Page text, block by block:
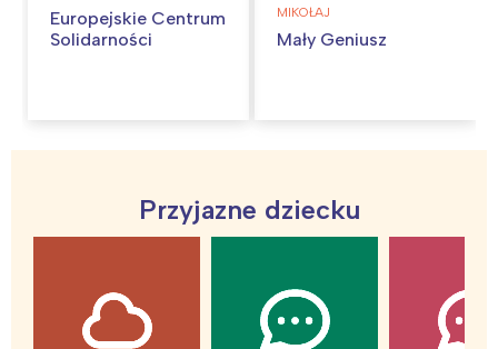
Europejskie Centrum
Solidarności
MIKOŁAJ
Mały Geniusz
Przyjazne dziecku